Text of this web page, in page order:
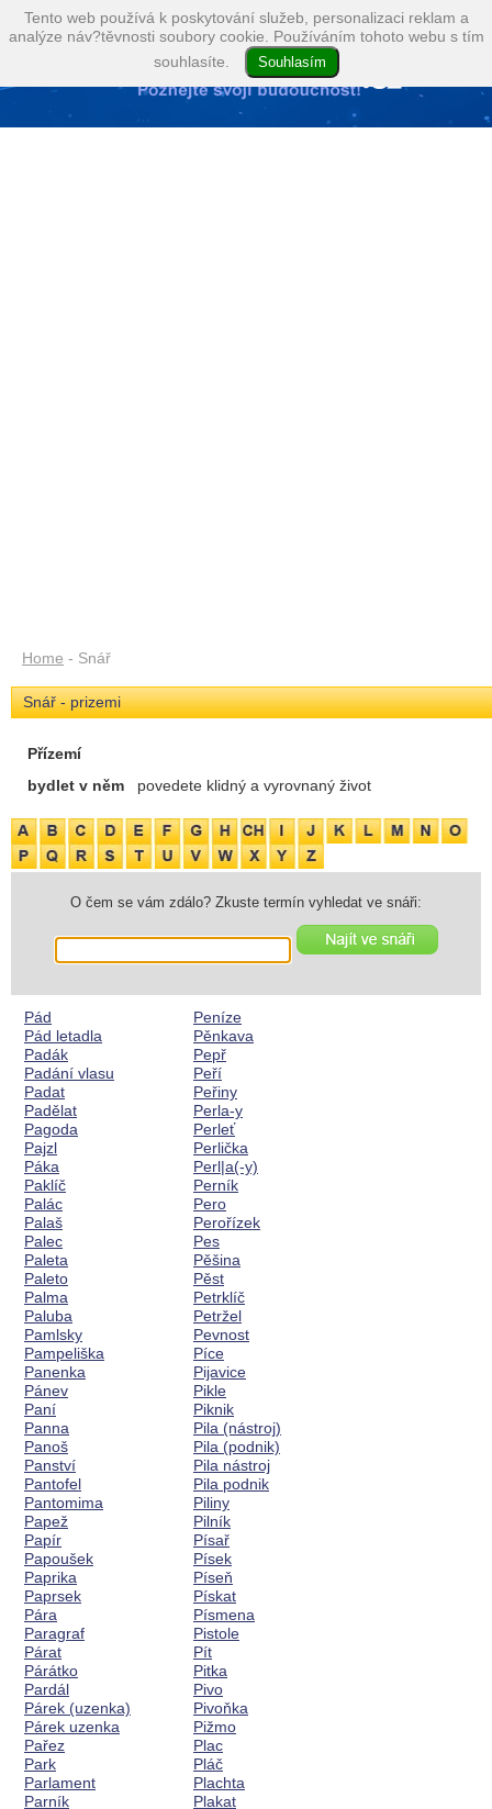
Home - Snář
Snář - prizemi
Přízemí
bydlet v něm
povedete klidný a vyrovnaný život
O čem se vám zdálo? Zkuste termín vyhledat ve snáři:
Pád
Pád letadla
Padák
Padání vlasu
Padat
Padělat
Pagoda
Pajzl
Páka
Paklíč
Palác
Palaš
Palec
Paleta
Paleto
Palma
Paluba
Pamlsky
Pampeliška
Panenka
Pánev
Paní
Panna
Panoš
Panství
Pantofel
Pantomima
Papež
Papír
Papoušek
Paprika
Paprsek
Pára
Paragraf
Párat
Párátko
Pardál
Párek (uzenka)
Párek uzenka
Pařez
Park
Parlament
Parník
Peníze
Pěnkava
Pepř
Peří
Peřiny
Perla-y
Perleť
Perlička
Perl|a(-y)
Perník
Pero
Perořízek
Pes
Pěšina
Pěst
Petrklíč
Petržel
Pevnost
Píce
Pijavice
Pikle
Piknik
Pila (nástroj)
Pila (podnik)
Pila nástroj
Pila podnik
Piliny
Pilník
Písař
Písek
Píseň
Pískat
Písmena
Pistole
Pít
Pitka
Pivo
Pivoňka
Pižmo
Plac
Pláč
Plachta
Plakat
Tento web používá k poskytování služeb, personalizaci reklam a
analýze náv?těvnosti soubory cookie. Používáním tohoto webu s tím
souhlasíte.